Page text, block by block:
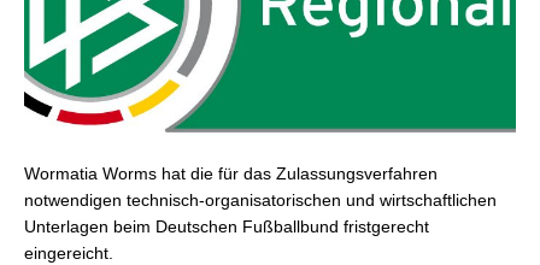
Wormatia Worms hat die für das Zulassungsverfahren
notwendigen technisch-organisatorischen und wirtschaftlichen
Unterlagen beim Deutschen Fußballbund fristgerecht
eingereicht.